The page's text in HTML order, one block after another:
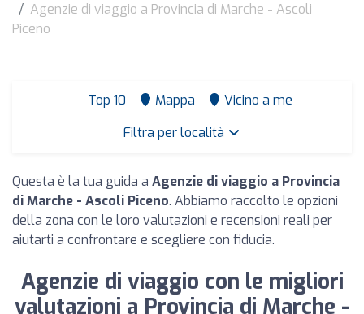
Agenzie di viaggio a Provincia di Marche - Ascoli
Piceno
Top 10 Mappa
Vicino a me
Filtra per località
Questa è la tua guida a Agenzie di viaggio a Provincia
di Marche - Ascoli Piceno. Abbiamo raccolto le opzioni
della zona con le loro valutazioni e recensioni reali per
aiutarti a confrontare e scegliere con fiducia.
Agenzie di viaggio con le migliori
valutazioni a Provincia di Marche -